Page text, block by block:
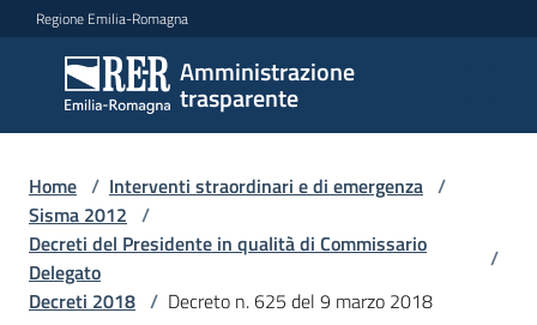
Vai al contenuto
Vai alla navigazione
Vai al footer
Regione Emilia-Romagna
Amministrazione
trasparente
Amministrazione
trasparente
Sottosezioni
Accesso
Home / Interventi straordinari e di emergenza /
Sisma 2012 /
Decreti del Presidente in qualità di Commissario
Delegato
/
Decreti 2018 / Decreto n. 625 del 9 marzo 2018